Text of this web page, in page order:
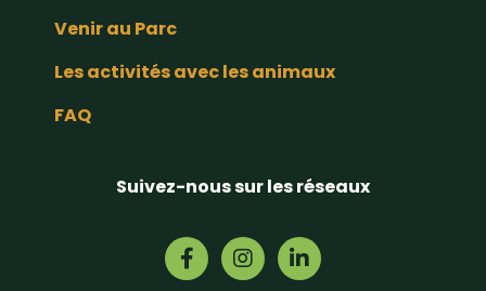
Venir au Parc
Les activités avec les animaux
FAQ
Suivez-nous sur les réseaux